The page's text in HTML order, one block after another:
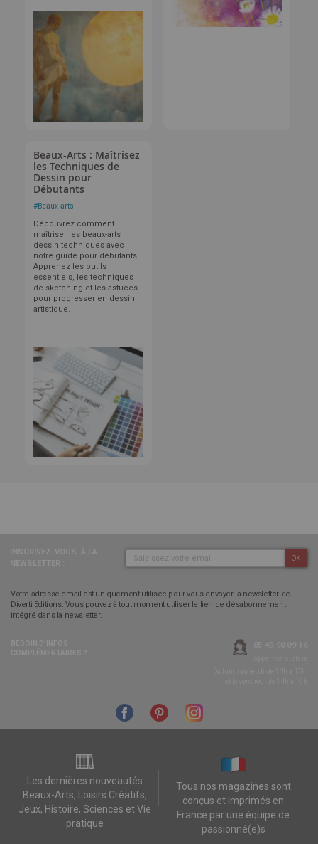
Beaux-Arts : Maîtrisez
les Techniques de
Dessin pour
Débutants
#Beaux-arts
Découvrez comment
maîtriser les beaux-arts
dessin techniques avec
notre guide pour débutants.
Apprenez les outils
essentiels, les techniques
de sketching et les astuces
pour progresser en dessin
artistique.
OK
Votre adresse email est uniquement utilisée pour vous envoyer la newsletter de
Diverti Editions. Vous pouvez à tout moment utiliser le lien de désabonnement
intégré dans la newsletter.
Les dernières nouveautés
Beaux-Arts, Loisirs Créatifs,
Jeux, Histoire, Sciences et Vie
pratique
Tous nos magazines sont
conçus et imprimés en
France par une équipe de
passionné(e)s